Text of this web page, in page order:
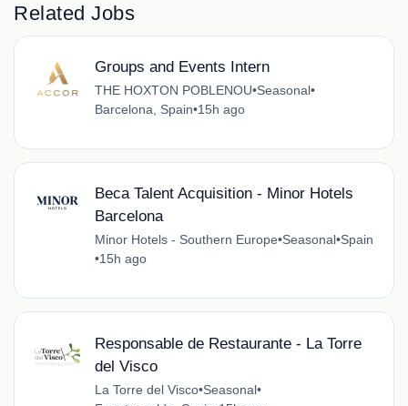
Related Jobs
Groups and Events Intern
THE HOXTON POBLENOU•Seasonal•
Barcelona, Spain•15h ago
Beca Talent Acquisition - Minor Hotels
Barcelona
Minor Hotels - Southern Europe•Seasonal•Spain
•15h ago
Responsable de Restaurante - La Torre
del Visco
La Torre del Visco•Seasonal•